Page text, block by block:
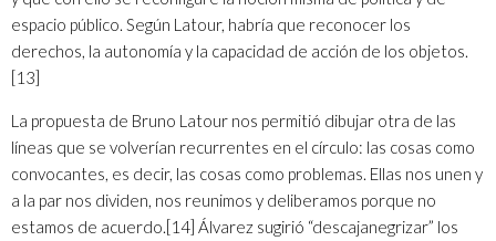
espacio público. Según Latour, habría que reconocer los
derechos, la autonomía y la capacidad de acción de los objetos.
[13]
La propuesta de Bruno Latour nos permitió dibujar otra de las
líneas que se volverían recurrentes en el círculo: las cosas como
convocantes, es decir, las cosas como problemas. Ellas nos unen y
a la par nos dividen, nos reunimos y deliberamos porque no
estamos de acuerdo.[14] Álvarez sugirió “descajanegrizar” los